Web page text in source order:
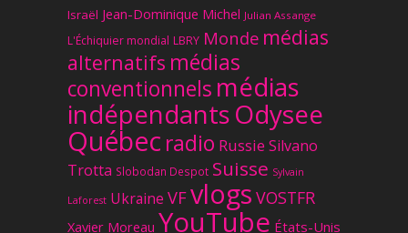
Israël Jean-Dominique Michel Julian Assange
L'Échiquier mondial LBRY Monde médias
alternatifs médias
conventionnels médias
indépendantsOdysee
Québec radio Russie Silvano
Trotta Slobodan Despot Suisse Sylvain
Laforest Ukraine VFvlogs VOSTFR
Xavier Moreau YouTube États-Unis